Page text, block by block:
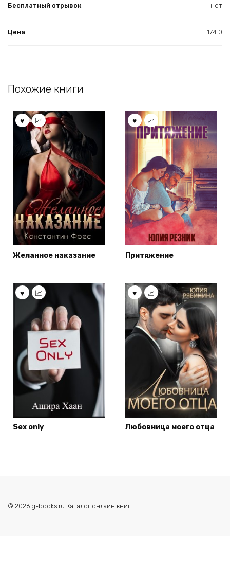
Бесплатный отрывок нет
Цена 174.0
Похожие книги
Желанное наказание Притяжение
Sex only Любовница моего отца
© 2026 g-books.ru Каталог онлайн книг